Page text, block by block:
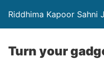
Riddhima Kapoor Sahni
Turn your